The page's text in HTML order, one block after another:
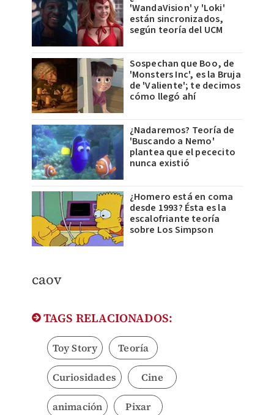
'WandaVision' y 'Loki'
están sincronizados,
según teoría del UCM
Sospechan que Boo, de
'Monsters Inc', es la Bruja
de 'Valiente'; te decimos
cómo llegó ahí
¿Nadaremos? Teoría de
'Buscando a Nemo'
plantea que el pececito
nunca existió
¿Homero está en coma
desde 1993? Ésta es la
escalofriante teoría
sobre Los Simpson
caov
TAGS RELACIONADOS:
Toy Story Teoría
Curiosidades Cine
animación Pixar